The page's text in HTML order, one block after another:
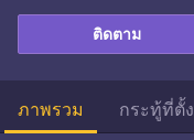
ติดตาม
ภาพรวม กระทู้ที่ตั้ง